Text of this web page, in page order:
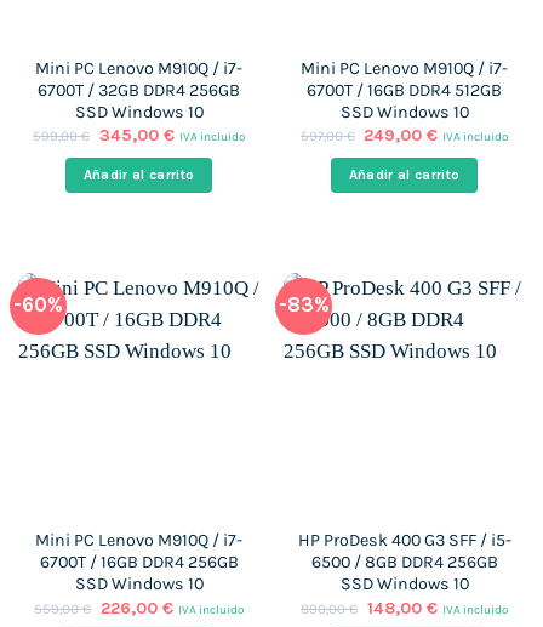
Mini PC Lenovo M910Q / i7-
6700T / 32GB DDR4 256GB
SSD Windows 10
599,00€ El
original
era:
345,00 €El
actual
es:
IVA incluido
Añadir al carrito
Mini PC Lenovo M910Q / i7-
6700T / 16GB DDR4 512GB
SSD Windows 10
597,00€ El
original
era:
249,00€El
actual
es:
IVA incluido
Añadir al carrito
-60%
Mini PC Lenovo M910Q / i7-
6700T / 16GB DDR4 256GB
SSD Windows 10
559,00€
El
226,00 €ElIVA incluido
-83%
HP ProDesk 400 G3 SFF / i5-
6500 / 8GB DDR4 256GB
SSD Windows 10
890,00€ El
148,00 €ElIVA incluido